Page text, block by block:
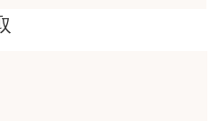
考试网”。
安排以及疫情防控要求调
2022年度相关考务工作
突出；我考试通过了。